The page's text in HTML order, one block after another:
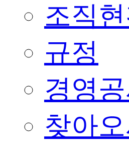
조직
규정
경영공
찾아